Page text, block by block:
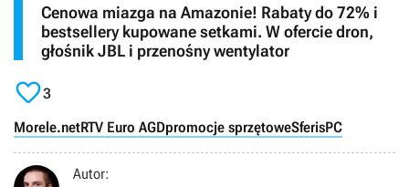
Cenowa miazga na Amazonie! Rabaty do 72% i
bestsellery kupowane setkami. W ofercie dron,
głośnik JBL i przenośny wentylator
3
Morele.netRTV Euro AGDpromocje sprzętoweSferisPC
Autor: